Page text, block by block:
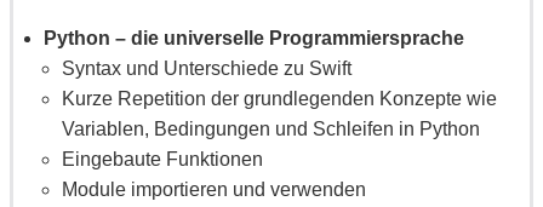
Python – die universelle Programmiersprache
Syntax und Unterschiede zu Swift
Kurze Repetition der grundlegenden Konzepte wie
Variablen, Bedingungen und Schleifen in Python
Eingebaute Funktionen
Module importieren und verwenden